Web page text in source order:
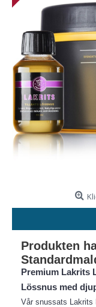
Produkten
Premium Lakrits
Lössnus med
Vår snussats Lakrits